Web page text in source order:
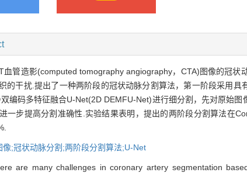
血管造影(computed tomography angiography，CTA)图像的冠
的干扰.提出了一种两阶段的冠状动脉分割算法，第一阶段采用
编码多特征融合U-Net(2D DEMFU-Net)进行细分割，先对原始
一步提高分割准确性.实验结果表明，提出的两阶段分割算法在
像;冠状动脉分割;两阶段分割算法;U-Net
are many challenges in coronary artery segmentation